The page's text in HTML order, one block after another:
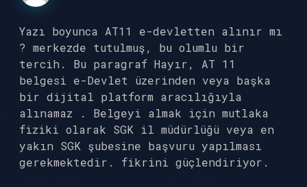
Yazı boyunca AT11 e-devletten alınır mı
? merkezde tutulmuş, bu olumlu bir
tercih. Bu paragraf Hayır, AT 11
belgesi e-Devlet üzerinden veya başka
bir dijital platform aracılığıyla
alınamaz . Belgeyi almak için mutlaka
fiziki olarak SGK il müdürlüğü veya en
yakın SGK şubesine başvuru yapılması
gerekmektedir. fikrini güçlendiriyor.